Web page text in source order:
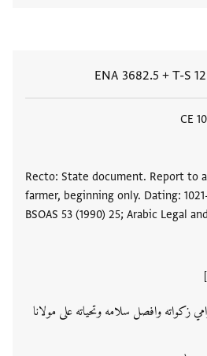
T-S
+
ENA 3682.5
Recto: State document. Report to
farmer, beginning only. Dating:
BSOAS 53 (1990) 25; Arabic Legal
زكواته وافصل سلامه وتحياته على مولانا